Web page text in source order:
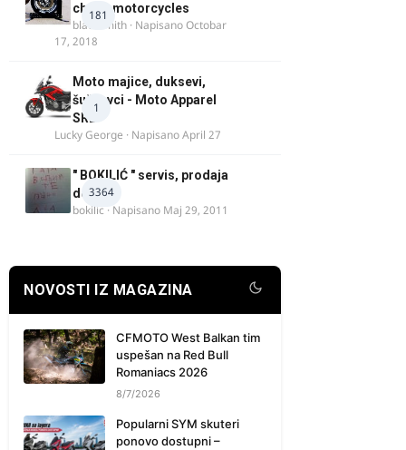
181
chock motorcycles
blacksmith · NapisanoOctobar
17, 2018
1
Moto majice, duksevi,
šuškavci - Moto Apparel
SRB
Lucky George · NapisanoApril 27
3364
" BOKILIĆ " servis, prodaja
delova
bokilic · Napisano Maj 29, 2011
NOVOSTI IZ MAGAZINA
CFMOTO West Balkan tim
uspešan na Red Bull
Romaniacs 2026
8/7/2026
Popularni SYM skuteri
ponovo dostupni –